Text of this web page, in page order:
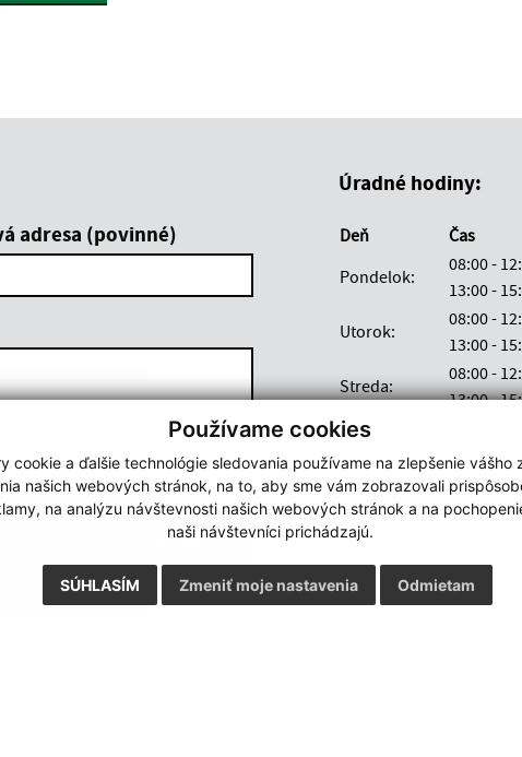
Používame cookies
cookie a ďalšie technológie sledovania používame na zlepšenie vášho
našich webových stránok, na to, aby sme vám zobrazovali
na analýzu návštevnosti našich webových stránok a na
naši návštevníci prichádzajú.
SÚHLASÍM Odmietam
Zmeniť moje nastavenia
adresa (povinné)
Google reCaptcha Response
Odoslať správu
Úradné hodiny:
Deň
Čas
Pondelok:
08:00 -
13:00 -
Utorok:
08:00 -
13:00 -
Streda:
08:00 -
13:00 -
Štvrtok:
08:00 -
13:00 -
Piatok:
08:00 -